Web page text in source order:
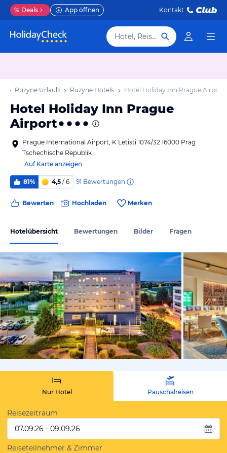
% Deals App öffnen Kontakt
Hotel, Reiseziel
Ruzyne Urlaub Ruzyne Hotels Hotel Holiday Inn Prague Airport
Hotel Holiday Inn Prague
Airport
Prague International Airport, K Letisti 1074/32 16000 Prag
Tschechische Republik
Auf Karte anzeigen
81% 4,5 / 6 91 Bewertungen
Bewerten Hochladen Merken
Hotelübersicht Bewertungen Bilder Fragen
von
Nur Hotel Pauschalreisen
Reisezeitraum
07.09.26 - 09.09.26
Reiseteilnehmer & Zimmer